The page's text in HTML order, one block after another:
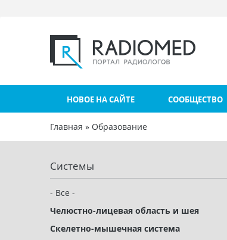
НОВОЕ НА САЙТЕ СООБЩЕСТВО
Вы здесь
Главная » Образование
Системы
- Все -
Челюстно-лицевая область и шея
Скелетно-мышечная система